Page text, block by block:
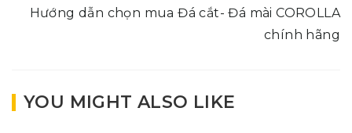
Hướng dẫn chọn mua Đá cắt- Đá mài COROLLA
chính hãng
YOU MIGHT ALSO LIKE